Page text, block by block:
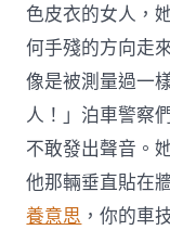
色皮衣的女人，
何手殘的方向走
像是被測量過一
人！」泊車警察
不敢發出聲音。
他那輛垂直貼在
養意思 ，你的車